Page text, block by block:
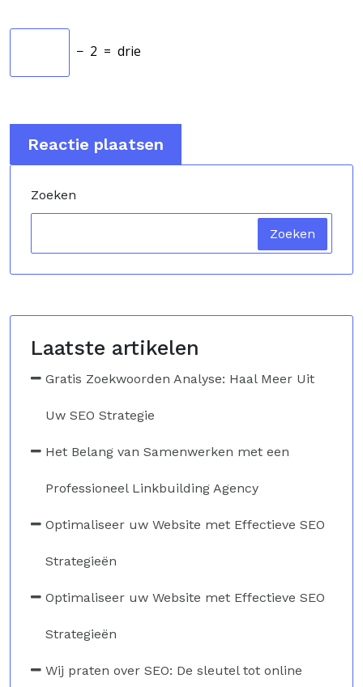
− 2 = drie
Zoeken
Zoeken
Laatste artikelen
Gratis Zoekwoorden Analyse: Haal Meer Uit
Uw SEO Strategie
Het Belang van Samenwerken met een
Professioneel Linkbuilding Agency
Optimaliseer uw Website met Effectieve SEO
Strategieën
Optimaliseer uw Website met Effectieve SEO
Strategieën
Wij praten over SEO: De sleutel tot online